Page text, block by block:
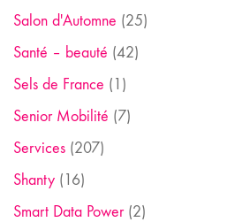
Salon d'Automne (25)
Santé – beauté (42)
Sels de France (1)
Senior Mobilité (7)
Services (207)
Shanty (16)
Smart Data Power(2)